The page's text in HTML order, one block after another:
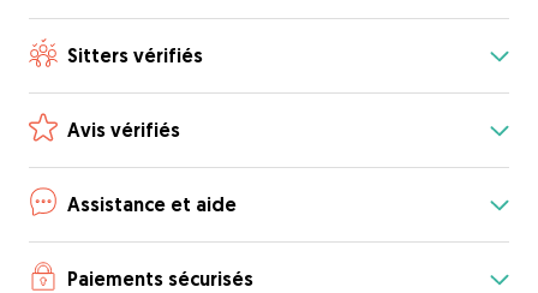
Sitters vérifiés
Avis vérifiés
Assistance et aide
Paiements sécurisés